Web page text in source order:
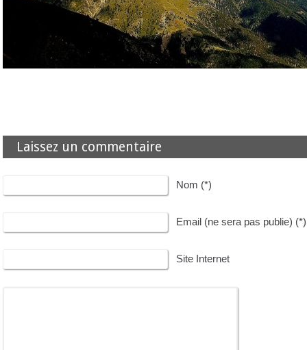
Laissez un commentaire
Nom (*)
Email (ne sera pas publie) (*)
Site Internet